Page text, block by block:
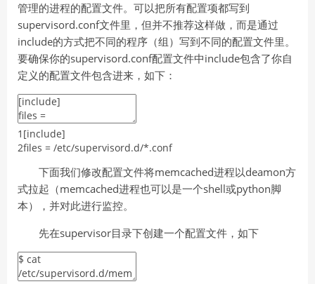
管理的进程的配置文件。可以把所有配置项都写到
supervisord.conf文件里，但并不推荐这样做，而是通过
include的方式把不同的程序（组）写到不同的配置文件里。
要确保你的supervisord.conf配置文件中include包含了你自
定义的配置文件包含进来，如下：
1
2
[include]
files = /etc/supervisord.d/*.conf
下面我们修改配置文件将memcached进程以deamon方
式拉起（memcached进程也可以是一个shell或python脚
本），并对此进行监控。
先在supervisor目录下创建一个配置文件，如下